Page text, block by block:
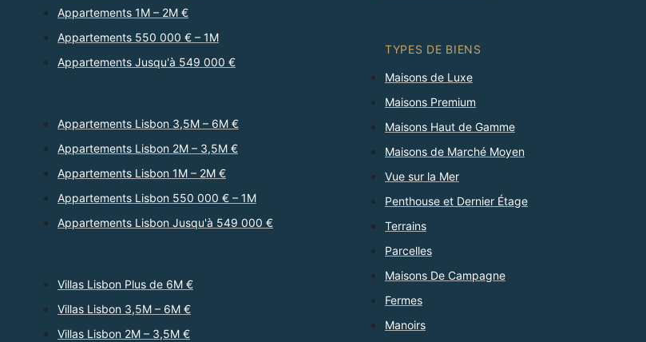
Appartements 1M – 2M €
Appartements 550 000 € – 1M
Appartements Jusqu'à 549 000 €
Appartements Lisbon 3,5M – 6M €
Appartements Lisbon 2M – 3,5M €
Appartements Lisbon 1M – 2M €
Appartements Lisbon 550 000 € – 1M
Appartements Lisbon Jusqu'à 549 000 €
Villas Lisbon Plus de 6M €
Villas Lisbon 3,5M – 6M €
Villas Lisbon 2M – 3,5M €
TYPES DE BIENS
Maisons de Luxe
Maisons Premium
Maisons Haut de Gamme
Maisons de Marché Moyen
Vue sur la Mer
Penthouse et Dernier Étage
Terrains
Parcelles
Maisons De Campagne
Fermes
Manoirs